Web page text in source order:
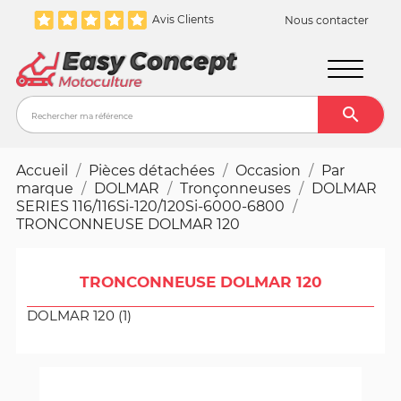
Avis Clients Nous contacter

Accueil Pièces détachées Occasion
Par
marque
DOLMAR Tronçonneuses
DOLMAR
SERIES 116/116Si-120/120Si-6000-6800
TRONCONNEUSE DOLMAR 120
TRONCONNEUSE DOLMAR 120
DOLMAR 120 (1)